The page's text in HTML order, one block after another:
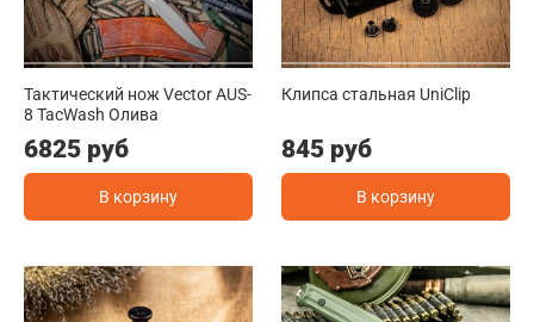
Тактический нож Vector AUS-
8 TacWash Олива
6825 руб
В корзину
Клипса стальная UniClip
845 руб
В корзину